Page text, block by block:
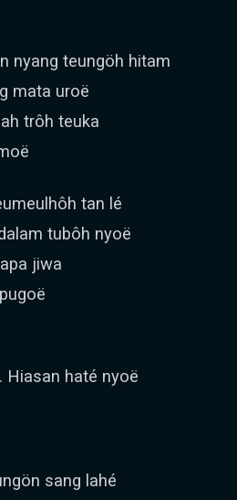
nyang teungöh hitam
mata uroë
trôh teuka
tan lé
tubôh nyoë
jiwa
Hiasan haté nyoë
sang lahé